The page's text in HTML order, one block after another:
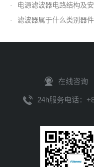
·
电源滤波器电路结构及
·
滤波器属于什么类别器件
在线咨询
24h服务电话：